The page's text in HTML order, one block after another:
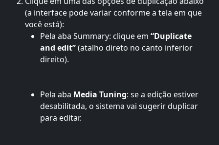
(a interface pode variar conforme a tela em que
você está):
Pela aba Summary: clique em “Duplicate
and edit” (atalho direto no canto inferior
direito).
Pela aba Media Tuning: se a edição estiver
desabilitada, o sistema vai sugerir duplicar
para editar.